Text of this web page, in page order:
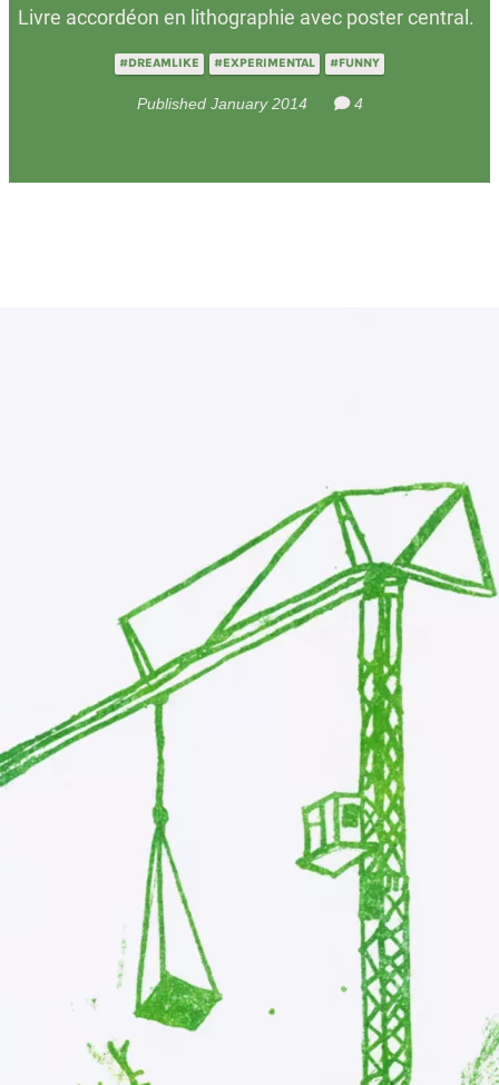
Livre accordéon en lithographie avec poster central.
#DREAMLIKE #EXPERIMENTAL #FUNNY
Published January 2014 4